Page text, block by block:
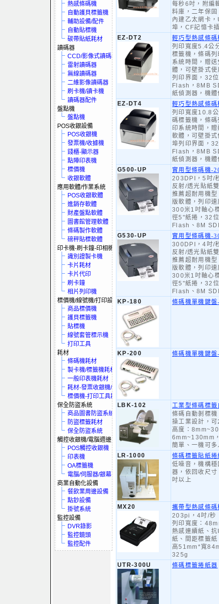
熱感條碼機
自動護貝標籤機
輔助設備/配件
自動貼標機
碳帶貼紙耗材
讀碼器
CCD/影像式讀碼器
雷射讀碼器
無線讀碼器
二維影像讀碼器
刷卡機/讀卡機
讀碼器配件
盤點機
盤點機
POS收銀設備
POS收銀機
發票機/收據機
錢櫃-顯示器
點陣印表機
標價機
收銀軟體
應用軟體/作業系統
POS收銀軟體
進銷存軟體
財產盤點軟體
圖書館管理軟體
條碼製作軟體
磅秤貼標軟體
印卡機-刷卡鐘-印相機
識別證製卡機
卡片耗材
卡片代印
刷卡鐘
相片列印機
標價機/線號機/打印設備
商品標價機
護貝標籤機
貼標機
線號套管標示機
打印工具
耗材
條碼機耗材
製卡機/標籤機耗材
一般印表機耗材
耗材-發票收銀機/保全系統
標價機-打印工具耗材
保全防盜系統
商品圖書防盜系統
防盜標籤耗材
保全防盜系統
觸控收銀機/電腦週邊
POS觸控收銀機
印表機
OA標籤機
電腦/伺服器/銀幕
商業自動化設備
餐飲業周邊設備
點鈔設備
掛號系統
監控設備
DVR錄影
監控鏡頭
監控配件
每秒6吋，附編
料庫，二年保固
內建乙太網卡
埠，CF記憶卡
EZ-DT2
輕巧型熱感條
列印寬度5.4公
標籤機，條碼
系統時間，贈
體，可壁掛式
列印界面，32
Flash，8MB
紙偵測器，機
EZ-DT4
輕巧型熱感條碼
列印寬度10.8
碼標籤機，條
印系統時間，
軟體，可壁掛
埠列印界面，
Flash，8MB
紙偵測器，機
G500-UP
實用型條碼機-
203DPI，5吋/
反射/透光貼紙
推薦超耐用機
版軟體，列印
300米1吋軸心
徑5"紙捲，32
Flash、8M
G530-UP
實用型條碼機-
300DPI，4吋/
反射/透光貼紙
推薦超耐用機
版軟體，列印
300米1吋軸心
徑5"紙捲，32
Flash、8M
KP-180
條碼機單機鍵
KP-200 條碼機單機鍵
LBK-102
工業型條碼標
條碼自動剝標
操工業設計，
高度：
6mm~130mm
簡單、一機可
LR-1000
條碼標籤貼紙捲
低噪音，機構
器，依回收尺
吋以上
MX20
攜帶型熱感條碼
203pi，4吋/秒
列印寬度：
熱感連續紙、
紙、間距標籤紙
高51mm*寬
325g
UTR-300U
條碼標籤捲紙器